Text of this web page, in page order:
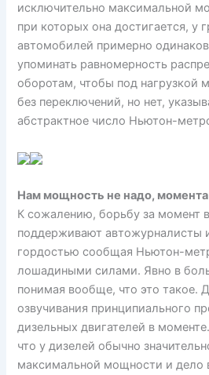
исключительно максимальной
при которых она достигается, у
автомобилей примерно
упоминать равномерность
оборотам, чтобы под нагрузкой
без переключений, но нет,
абстрактное число Ньютон-
Нам мощность не надо, момента
К сожалению, борьбу за момент
поддерживают автожурналисты
гордостью сообщая Ньютон-
лошадиными силами. Явно в
понимая вообще, что это такое.
озвучивания принципиального
дизельных двигателей в
что у дизелей обычно
максимальной мощности и дело